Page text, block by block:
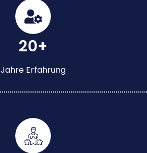
20+
Jahre Erfahrung